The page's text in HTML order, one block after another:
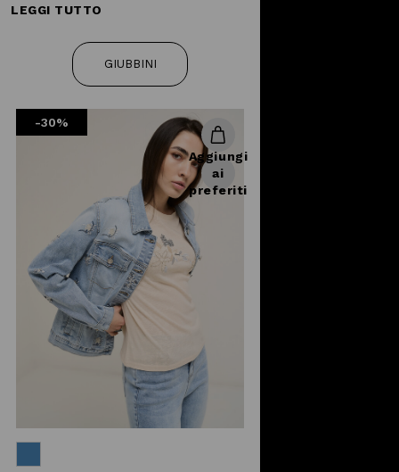
per andare in giro con una t-shirt
avvolgersi in una
mantellao
coprirsi con
un piumino
. E allora
cosa fare? Vengono in nostro aiuto
giubbini e giubbotti, più lunghi o più
corti, con o senza cappuccio, a
seconda dei propri gusti. I giubbini
da donna Camomilla Italia mostrano
uno stile unico e tanto charme
sempre con un occhio alla praticità
e alle tendenze moda. Texture
lucida o cotone leggero, bicolor o
tinta unita, a te la scelta del
giubbotto che fa per te. Abbinali a
gonnae unamaglia elegante o
casualoppure ajeans
floreale. Se vuoi tingere di dettagli
glam il tuo outfit giornaliero, scegli
una giacca di jeans: più corta o più
lunga, a seconda dei gusti, ma
sempre in grado di coniugare
praticità ad elementi sofisticati con
uno sguardo attento allo streetstyle.
LEGGI TUTTO
GIUBBINI
-30%
Aggiungi
ai
preferiti